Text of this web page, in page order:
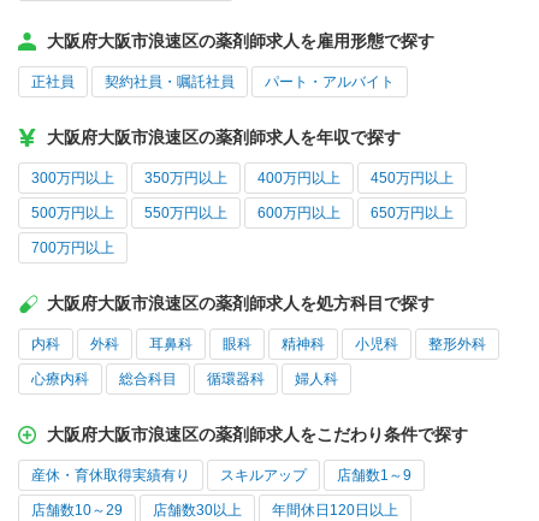
大阪府大阪市浪速区の薬剤師求人を雇用形態で探す
正社員 契約社員・嘱託社員 パート・アルバイト
大阪府大阪市浪速区の薬剤師求人を年収で探す
300万円以上 350万円以上 400万円以上 450万円以上
500万円以上 550万円以上 600万円以上 650万円以上
700万円以上
大阪府大阪市浪速区の薬剤師求人を処方科目で探す
内科 外科 耳鼻科 眼科 精神科 小児科 整形外科
心療内科 総合科目 循環器科 婦人科
大阪府大阪市浪速区の薬剤師求人をこだわり条件で探す
産休・育休取得実績有り スキルアップ 店舗数1～9
店舗数10～29 店舗数30以上 年間休日120日以上